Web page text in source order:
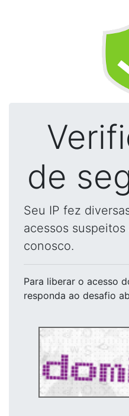
de
Seu IP fez
acessos
conosco.
Para liberar o acesso
responda ao desafio